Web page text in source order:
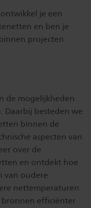
je een
en ben je
projecten
de mogelijkheden
besteden we
binnen de
aspecten van
over de
en ontdekt hoe
van oudere
nettemperaturen
bronnen efficiënter